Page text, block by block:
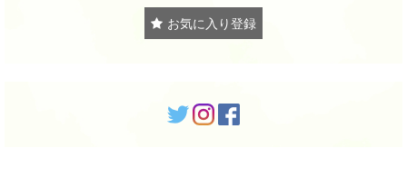
お気に入り登録